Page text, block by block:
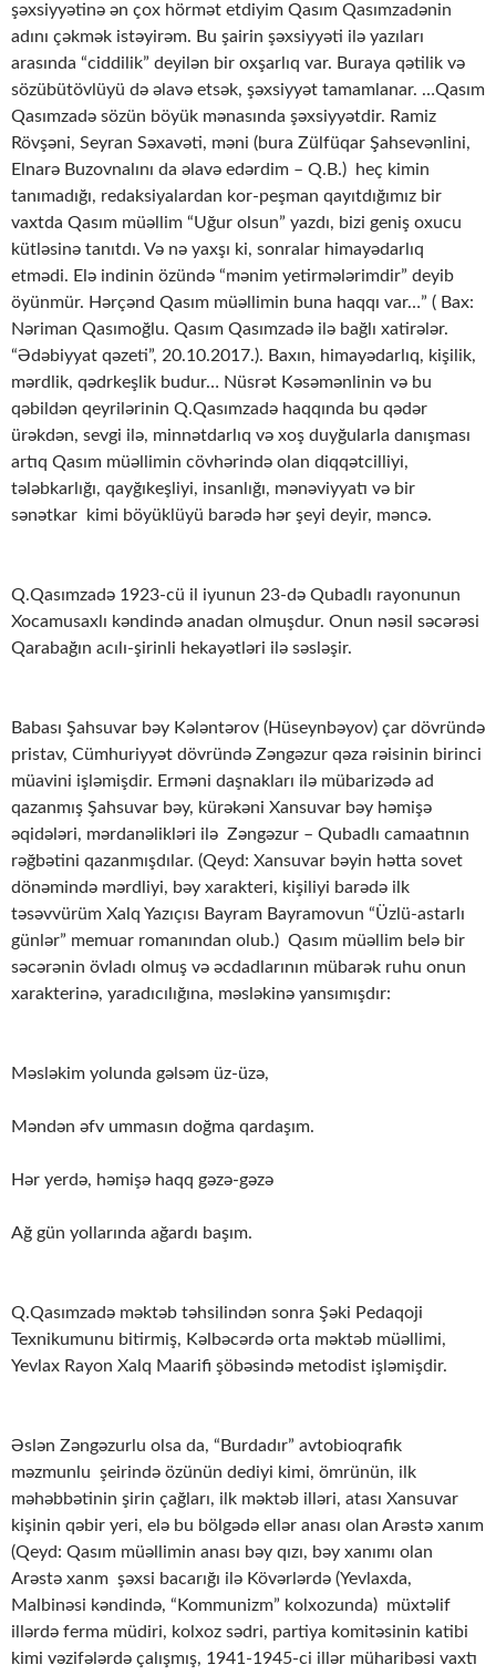
şəxsiyyətinə ən çox hörmət etdiyim Qasım Qasımzadənin
adını çəkmək istəyirəm. Bu şairin şəxsiyyəti ilə yazıları
arasında “ciddilik” deyilən bir oxşarlıq var. Buraya qətilik və
sözübütövlüyü də əlavə etsək, şəxsiyyət tamamlanar. …Qasım
Qasımzadə sözün böyük mənasında şəxsiyyətdir. Ramiz
Rövşəni, Seyran Səxavəti, məni (bura Zülfüqar Şahsevənlini,
Elnarə Buzovnalını da əlavə edərdim – Q.B.) heç kimin
tanımadığı, redaksiyalardan kor-peşman qayıtdığımız bir
vaxtda Qasım müəllim “Uğur olsun” yazdı, bizi geniş oxucu
kütləsinə tanıtdı. Və nə yaxşı ki, sonralar himayədarlıq
etmədi. Elə indinin özündə “mənim yetirmələrimdir” deyib
öyünmür. Hərçənd Qasım müəllimin buna haqqı var…” ( Bax:
Nəriman Qasımoğlu. Qasım Qasımzadə ilə bağlı xatirələr.
“Ədəbiyyat qəzeti”, 20.10.2017.). Baxın, himayədarlıq, kişilik,
mərdlik, qədrkeşlik budur… Nüsrət Kəsəmənlinin və bu
qəbildən qeyrilərinin Q.Qasımzadə haqqında bu qədər
ürəkdən, sevgi ilə, minnətdarlıq və xoş duyğularla danışması
artıq Qasım müəllimin cövhərində olan diqqətcilliyi,
tələbkarlığı, qayğıkeşliyi, insanlığı, mənəviyyatı və bir
sənətkar kimi böyüklüyü barədə hər şeyi deyir, məncə.
Q.Qasımzadə 1923-cü il iyunun 23-də Qubadlı rayonunun
Xocamusaxlı kəndində anadan olmuşdur. Onun nəsil səcərəsi
Qarabağın acılı-şirinli hekayətləri ilə səsləşir.
Babası Şahsuvar bəy Kələntərov (Hüseynbəyov) çar dövründə
pristav, Cümhuriyyət dövründə Zəngəzur qəza rəisinin birinci
müavini işləmişdir. Erməni daşnakları ilə mübarizədə ad
qazanmış Şahsuvar bəy, kürəkəni Xansuvar bəy həmişə
əqidələri, mərdanəlikləri ilə Zəngəzur – Qubadlı camaatının
rəğbətini qazanmışdılar. (Qeyd: Xansuvar bəyin hətta sovet
dönəmində mərdliyi, bəy xarakteri, kişiliyi barədə ilk
təsəvvürüm Xalq Yazıçısı Bayram Bayramovun “Üzlü-astarlı
günlər” memuar romanından olub.) Qasım müəllim belə bir
səcərənin övladı olmuş və əcdadlarının mübarək ruhu onun
xarakterinə, yaradıcılığına, məsləkinə yansımışdır:
Məsləkim yolunda gəlsəm üz-üzə,
Məndən əfv ummasın doğma qardaşım.
Hər yerdə, həmişə haqq gəzə-gəzə
Ağ gün yollarında ağardı başım.
Q.Qasımzadə məktəb təhsilindən sonra Şəki Pedaqoji
Texnikumunu bitirmiş, Kəlbəcərdə orta məktəb müəllimi,
Yevlax Rayon Xalq Maarifi şöbəsində metodist işləmişdir.
Əslən Zəngəzurlu olsa da, “Burdadır” avtobioqrafik
məzmunlu şeirində özünün dediyi kimi, ömrünün, ilk
məhəbbətinin şirin çağları, ilk məktəb illəri, atası Xansuvar
kişinin qəbir yeri, elə bu bölgədə ellər anası olan Arəstə xanım
(Qeyd: Qasım müəllimin anası bəy qızı, bəy xanımı olan
Arəstə xanm şəxsi bacarığı ilə Kövərlərdə (Yevlaxda,
Malbinəsi kəndində, “Kommunizm” kolxozunda) müxtəlif
illərdə ferma müdiri, kolxoz sədri, partiya komitəsinin katibi
kimi vəzifələrdə çalışmış, 1941-1945-ci illər müharibəsi vaxtı